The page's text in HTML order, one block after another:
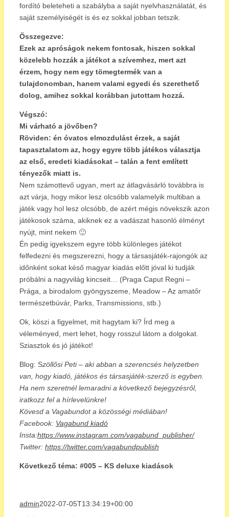
fordító beleteheti a szabályba a saját nyelvhasználatát, és
saját személyiségét is és ez sokkal jobban tetszik.
Összegezve:
Ezek az apróságok nekem fontosak, hiszen sokkal
közelebb hozzák a játékot a szívemhez, mert azt
érzem, hogy nem egy tömegtermék van a
tulajdonomban, hanem valami egyedi és szerethető
dolog, amihez sokkal korábban jutottam hozzá.
Végszó:
Mi várható a jövőben?
Röviden: én óvatos elmozdulást érzek, a saját
tapasztalatom az, hogy egyre több játékos választja
az első, eredeti kiadásokat – talán a fent említett
tényezők miatt is.
Nem számottevő ugyan, mert az átlagvásárló továbbra is
azt várja, hogy mikor lesz olcsóbb valamelyik multiban a
játék vagy hol lesz olcsóbb, de azért mégis növekszik azon
játékosok száma, akiknek ez a vadászat hasonló élményt
nyújt, mint nekem 🙂
Én pedig igyekszem egyre több különleges játékot
felfedezni és megszerezni, hogy a társasjáték-rajongók az
időnként sokat késő magyar kiadás előtt jóval ki tudják
próbálni a nagyvilág kincseit… (Praga Caput Regni –
Prága, a birodalom gyöngyszeme, Meadow – Az amatőr
természetbúvár, Parks, Transmissions, stb.)
Ok, köszi a figyelmet, mit hagytam ki? Írd meg a
véleményed, mert lehet, hogy rosszul látom a dolgokat.
Sziasztok és jó játékot!
Blog: Szöllősi Peti – aki abban a szerencsés helyzetben
van, hogy kiadó, játékos és társasjáték-szerző is egyben.
Ha nem szeretnél lemaradni a következő bejegyzésről,
iratkozz fel a hírlevelünkre!
Kövesd a Vagabundot a közösségi médiában!
Facebook: Vagabund kiadó
Insta:https://www.instagram.com/vagabund_publisher/
Twitter: https://twitter.com/vagabundpublish
Következő téma: #005 – KS deluxe kiadások
admin2022-07-05T13:34:19+00:00